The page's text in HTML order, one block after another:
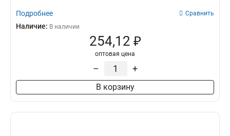
Подробнее Сравнить
Наличие: В наличии
254,12 ₽
оптовая цена
– +
В корзину